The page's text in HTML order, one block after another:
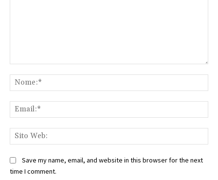
Save my name, email, and website in this browser for the next
time I comment.